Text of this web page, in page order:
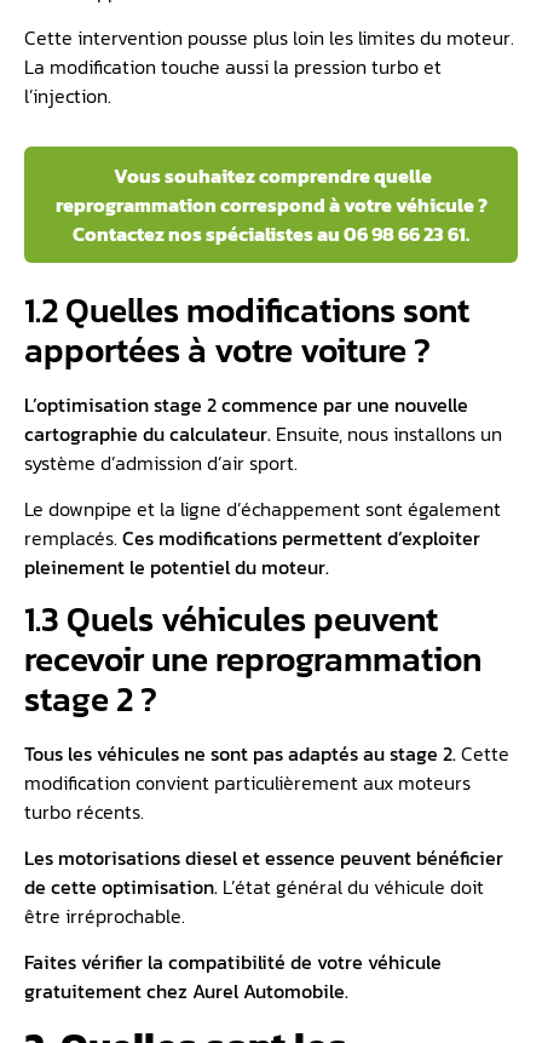
Cette intervention pousse plus loin les limites du moteur.
La modification touche aussi la pression turbo et
l’injection.
Vous souhaitez comprendre quelle
reprogrammation correspond à votre véhicule ?
Contactez nos spécialistes au 06 98 66 23 61.
1.2 Quelles modifications sont
apportées à votre voiture ?
L’optimisation stage 2 commence par une nouvelle
cartographie du calculateur. Ensuite, nous installons un
système d’admission d’air sport.
Le downpipe et la ligne d’échappement sont également
remplacés. Ces modifications permettent d’exploiter
pleinement le potentiel du moteur.
1.3 Quels véhicules peuvent
recevoir une reprogrammation
stage 2 ?
Tous les véhicules ne sont pas adaptés au stage 2.Cette
modification convient particulièrement aux moteurs
turbo récents.
Les motorisations dieselet essence peuvent bénéficier
de cette optimisation. L’état général du véhicule doit
être irréprochable.
Faites vérifier la compatibilité de votre véhicule
gratuitement chez Aurel Automobile.